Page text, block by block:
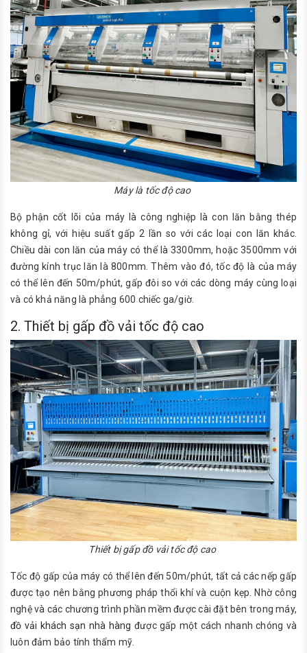
Máy là tốc độ cao
Bộ phận cốt lõi của máy là công nghiệp là con lăn bằng thép
không gỉ, với hiệu suất gấp 2 lần so với các loại con lăn khác.
Chiều dài con lăn của máy có thể là 3300mm, hoặc 3500mm với
đường kính trục lăn là 800mm. Thêm vào đó, tốc độ là của máy
có thể lên đến 50m/phút, gấp đôi so với các dòng máy cùng loại
và có khả năng là phẳng 600 chiếc ga/giờ.
2. Thiết bị gấp đồ vải tốc độ cao
Thiết bị gấp đồ vải tốc độ cao
Tốc độ gấp của máy có thể lên đến 50m/phút, tất cả các nếp gấp
được tạo nên bằng phương pháp thổi khí và cuộn kẹp. Nhờ công
nghệ và các chương trình phần mềm được cài đặt bên trong máy,
đồ vải khách sạn nhà hàng được gấp một cách nhanh chóng và
luôn đảm bảo tính thẩm mỹ.